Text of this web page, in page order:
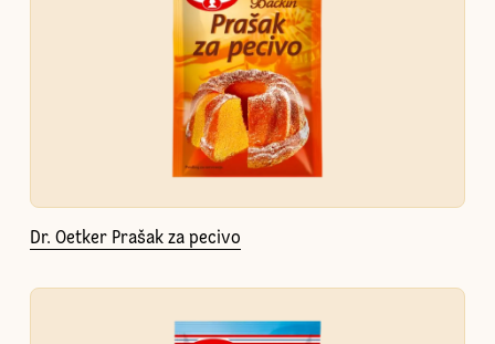
Dr. Oetker Prašak za pecivo